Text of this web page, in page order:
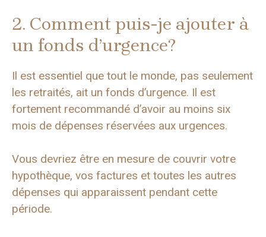
2. Comment puis-je ajouter à
un fonds d’urgence?
Il est essentiel que tout le monde, pas seulement
les retraités, ait un fonds d’urgence. Il est
fortement recommandé d’avoir au moins six
mois de dépenses réservées aux urgences.
Vous devriez être en mesure de couvrir votre
hypothèque, vos factures et toutes les autres
dépenses qui apparaissent pendant cette
période.